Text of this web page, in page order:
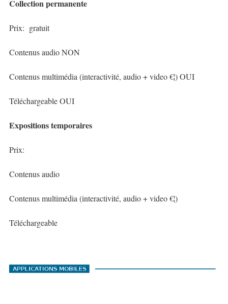
Collection permanente
Prix: gratuit
Contenus audio NON
Contenus multimédia (interactivité, audio + video €¦) OUI
Téléchargeable OUI
Expositions temporaires
Prix:
Contenus audio
Contenus multimédia (interactivité, audio + video €¦)
Téléchargeable